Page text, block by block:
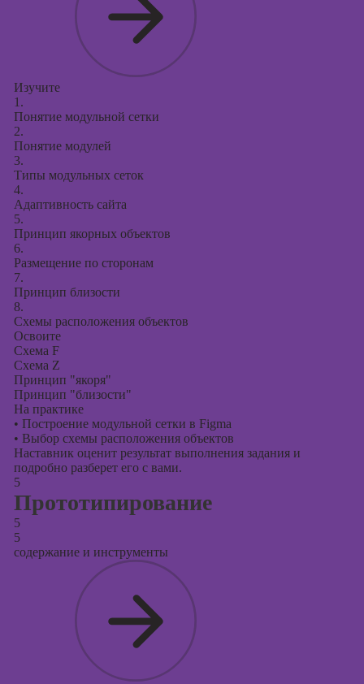
Изучите
1.
Понятие модульной сетки
2.
Понятие модулей
3.
Типы модульных сеток
4.
Адаптивность сайта
5.
Принцип якорных объектов
6.
Размещение по сторонам
7.
Принцип близости
8.
Схемы расположения объектов
Освоите
Схема F
Схема Z
Принцип "якоря"
Принцип "близости"
На практике
• Построение модульной сетки в Figma
• Выбор схемы расположения объектов
Наставник оценит результат выполнения задания и
подробно разберет его с вами.
5
Прототипирование
5
5
содержание и инструменты